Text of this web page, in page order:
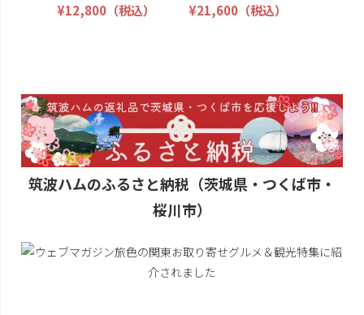
¥12,800 （税込） ¥21,600 （税込）
筑波ハムのふるさと納税（茨城県・つくば市・
桜川市）